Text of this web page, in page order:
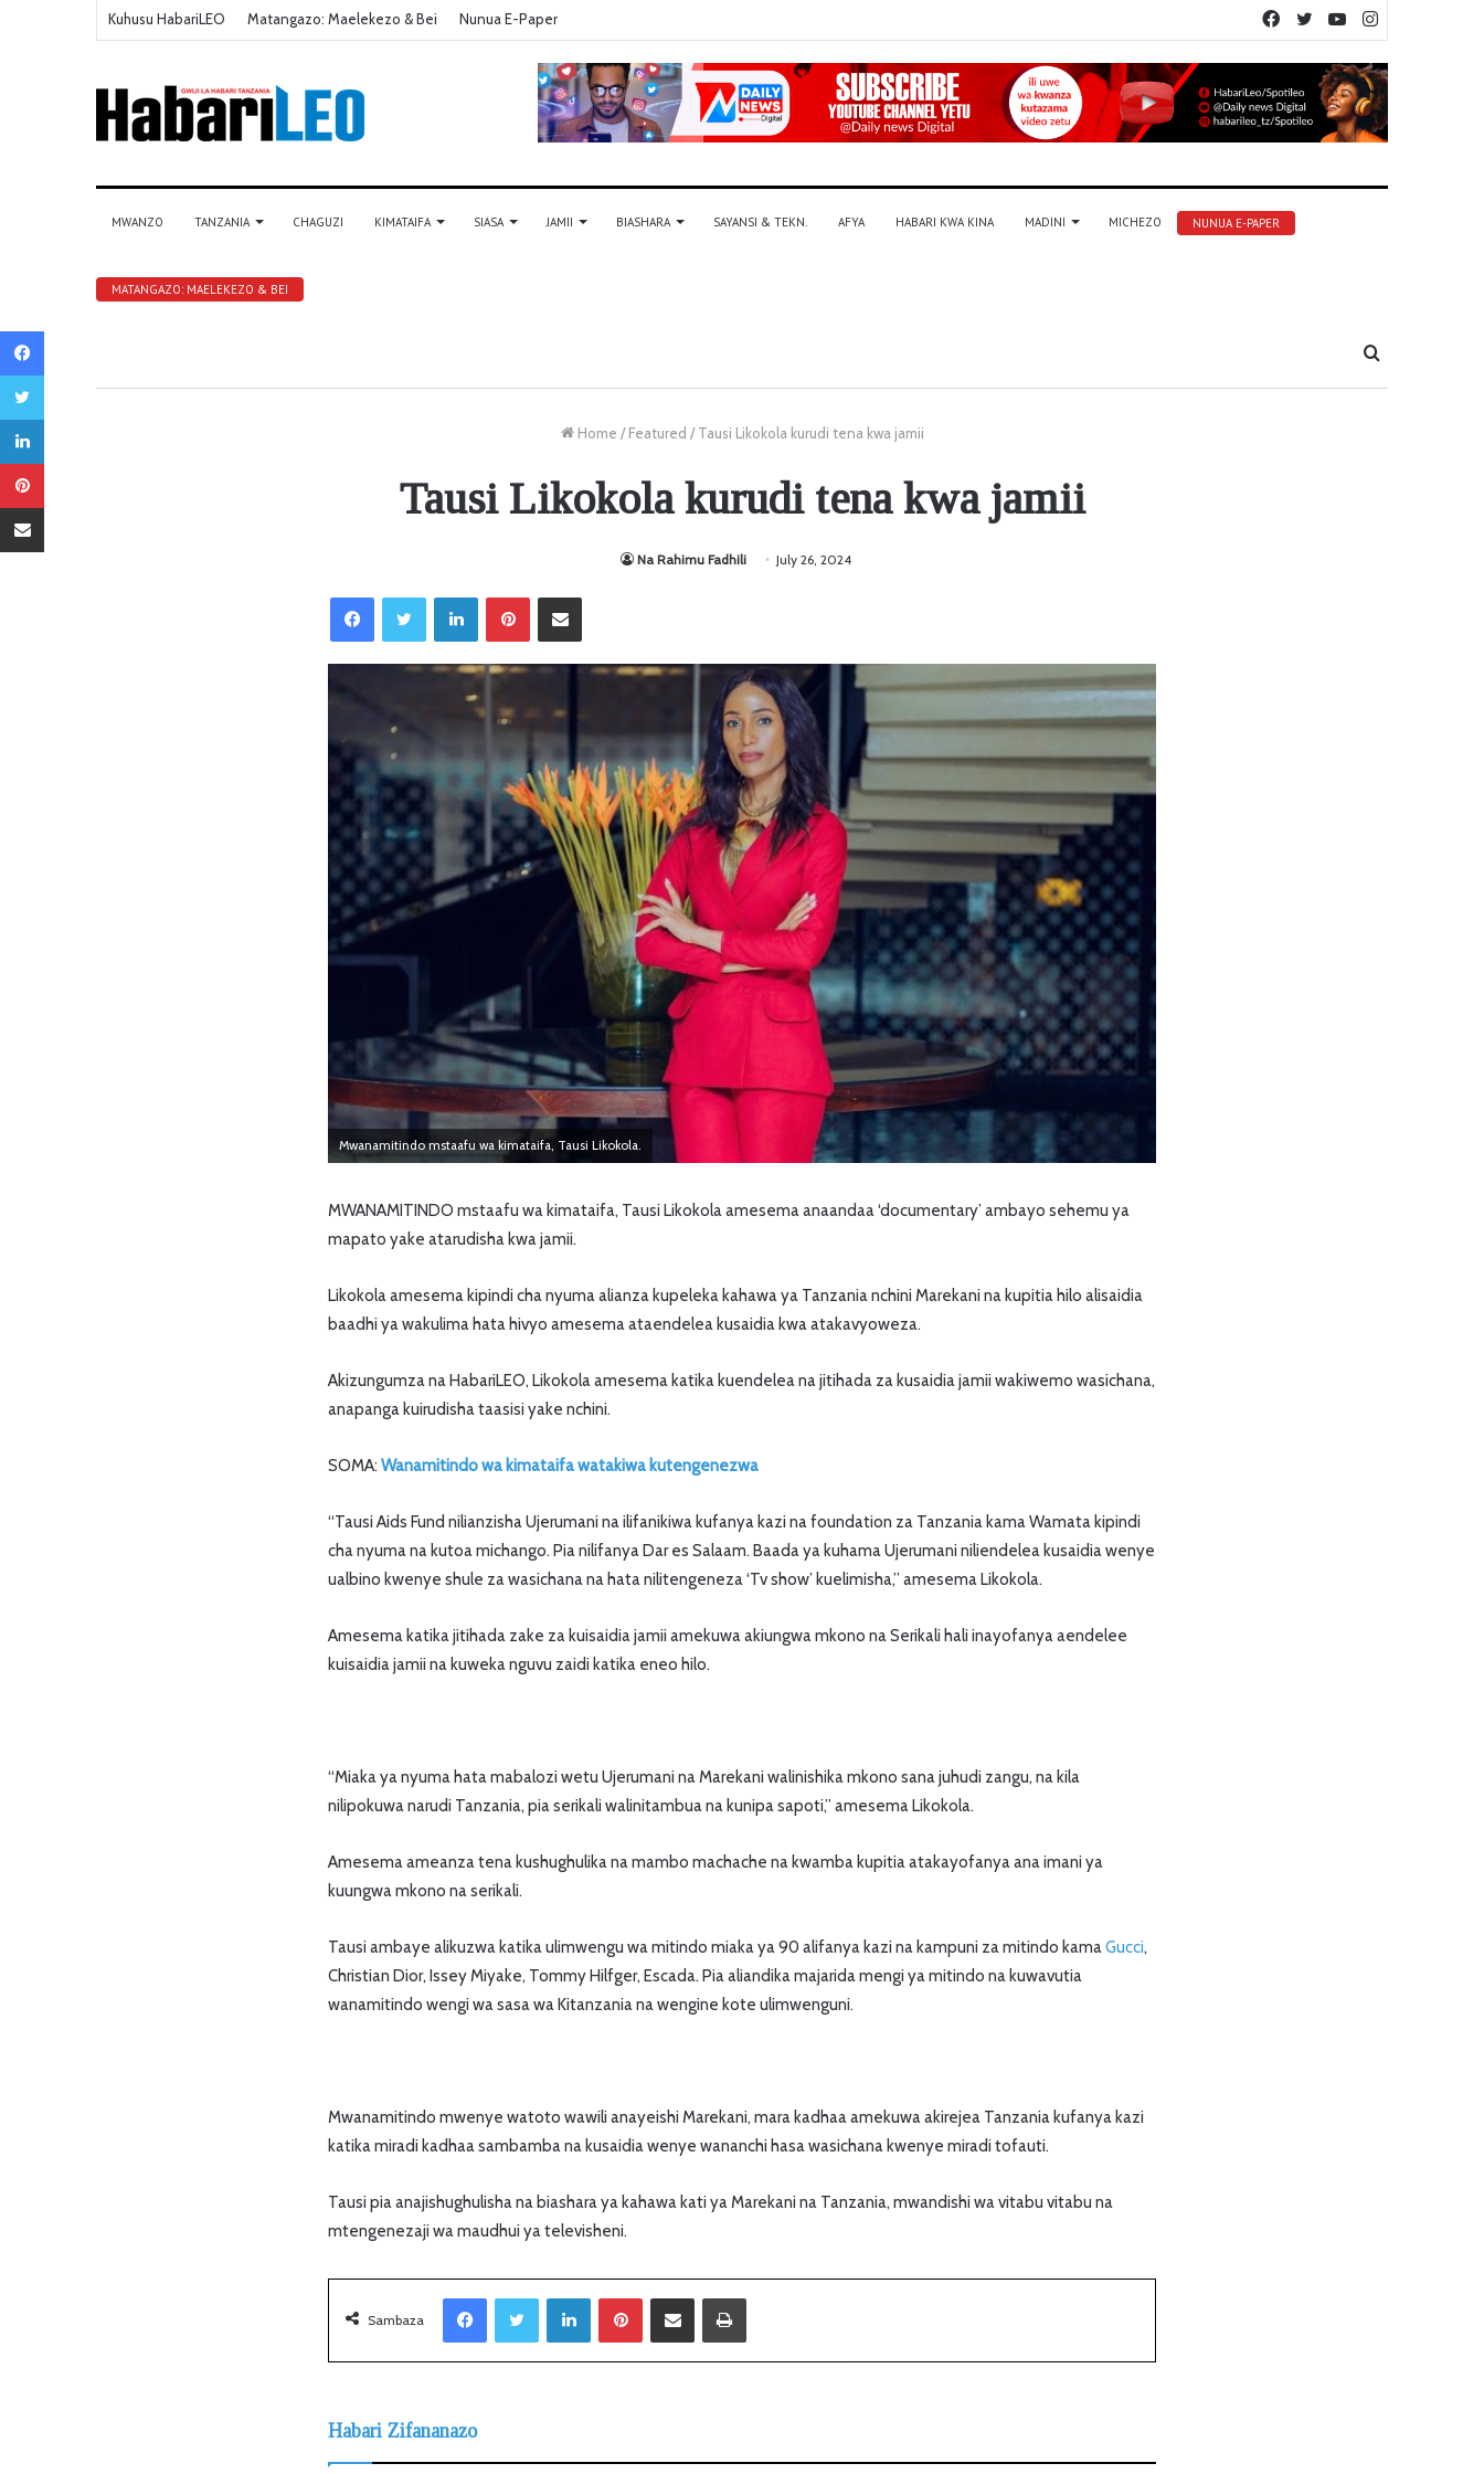
Kuhusu HabariLEO Matangazo: Maelekezo & Bei Nunua E-Paper YouTube
Twitter
Facebook
MWANZO TANZANIA CHAGUZI KIMATAIFA SIASA JAMII BIASHARA SAYANSI & TEKN. AFYA HABARI KWA KINA MADINI MICHEZO NUNUA E-PAPER
MATANGAZO: MAELEKEZO & BEI
Tafuta
Home / Featured / Tausi Likokola kurudi tena kwa jamii
Tausi Likokola kurudi tena kwa jamii
Na Rahimu Fadhili July 26, 2024
LinkedIn
Mwanamitindo mstaafu wa kimataifa, Tausi Likokola.
MWANAMITINDO mstaafu wa kimataifa, Tausi Likokola amesema anaandaa ‘documentary’ ambayo sehemu ya
mapato yake atarudisha kwa jamii.
Likokola amesema kipindi cha nyuma alianza kupeleka kahawa ya Tanzania nchini Marekani na kupitia hilo alisaidia
baadhi ya wakulima hata hivyo amesema ataendelea kusaidia kwa atakavyoweza.
Akizungumza na HabariLEO, Likokola amesema katika kuendelea na jitihada za kusaidia jamii wakiwemo wasichana,
anapanga kuirudisha taasisi yake nchini.
SOMA: Wanamitindo wa kimataifa watakiwa kutengenezwa
“Tausi Aids Fund nilianzisha Ujerumani na ilifanikiwa kufanya kazi na foundation za Tanzania kama Wamata kipindi
cha nyuma na kutoa michango. Pia nilifanya Dar es Salaam. Baada ya kuhama Ujerumani niliendelea kusaidia wenye
ualbino kwenye shule za wasichana na hata nilitengeneza ‘Tv show’ kuelimisha,” amesema Likokola.
Amesema katika jitihada zake za kuisaidia jamii amekuwa akiungwa mkono na Serikali hali inayofanya aendelee
kuisaidia jamii na kuweka nguvu zaidi katika eneo hilo.
“Miaka ya nyuma hata mabalozi wetu Ujerumani na Marekani walinishika mkono sana juhudi zangu, na kila
nilipokuwa narudi Tanzania, pia serikali walinitambua na kunipa sapoti,” amesema Likokola.
Amesema ameanza tena kushughulika na mambo machache na kwamba kupitia atakayofanya ana imani ya
kuungwa mkono na serikali.
Tausi ambaye alikuzwa katika ulimwengu wa mitindo miaka ya 90 alifanya kazi na kampuni za mitindo kamaGucci,
Christian Dior, Issey Miyake, Tommy Hilfger, Escada. Pia aliandika majarida mengi ya mitindo na kuwavutia
wanamitindo wengi wa sasa wa Kitanzania na wengine kote ulimwenguni.
Mwanamitindo mwenye watoto wawili anayeishi Marekani, mara kadhaa amekuwa akirejea Tanzania kufanya kazi
katika miradi kadhaa sambamba na kusaidia wenye wananchi hasa wasichana kwenye miradi tofauti.
Tausi pia anajishughulisha na biashara ya kahawa kati ya Marekani na Tanzania, mwandishi wa vitabu vitabu na
mtengenezaji wa maudhui ya televisheni.
Sambaza
LinkedIn Sambaza kupitia barua pepe
Habari Zifananazo